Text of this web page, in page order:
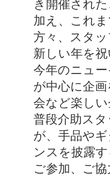
き開催され
加え、これ
方々、スタ
新しい年を
今年のニュ
が中心に企
会など楽し
普段介助ス
が、手品や
ンスを披露
ご参加、ご